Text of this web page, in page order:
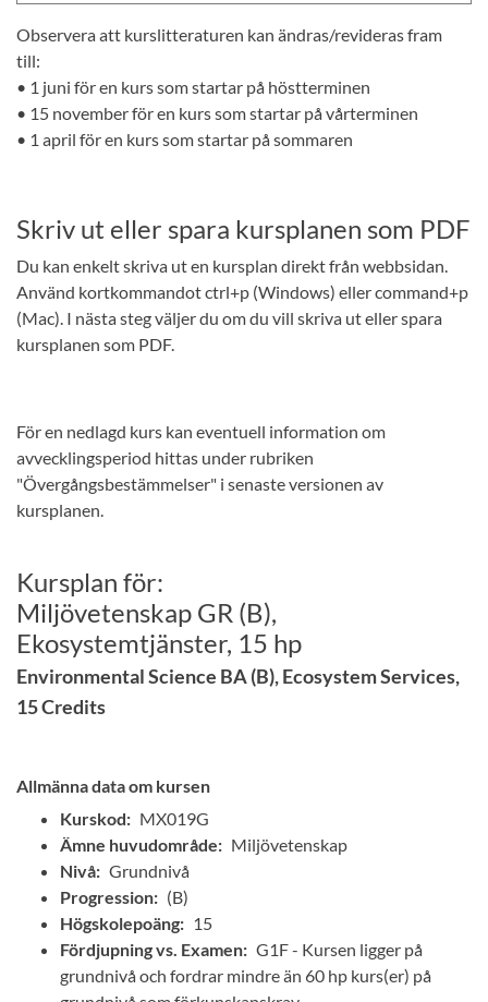
Observera att kurslitteraturen kan ändras/revideras fram
till:
• 1 juni för en kurs som startar på höstterminen
• 15 november för en kurs som startar på vårterminen
• 1 april för en kurs som startar på sommaren
Skriv ut eller spara kursplanen som PDF
Du kan enkelt skriva ut en kursplan direkt från webbsidan.
Använd kortkommandot ctrl+p (Windows) eller command+p
(Mac). I nästa steg väljer du om du vill skriva ut eller spara
kursplanen som PDF.
För en nedlagd kurs kan eventuell information om
avvecklingsperiod hittas under rubriken
"Övergångsbestämmelser" i senaste versionen av
kursplanen.
Kursplan för:
Miljövetenskap GR (B),
Ekosystemtjänster, 15 hp
Environmental Science BA (B), Ecosystem Services,
15 Credits
Allmänna data om kursen
Kurskod: MX019G
Ämne huvudområde: Miljövetenskap
Nivå: Grundnivå
Progression: (B)
Högskolepoäng: 15
Fördjupning vs. Examen: G1F - Kursen ligger på
grundnivå och fordrar mindre än 60 hp kurs(er) på